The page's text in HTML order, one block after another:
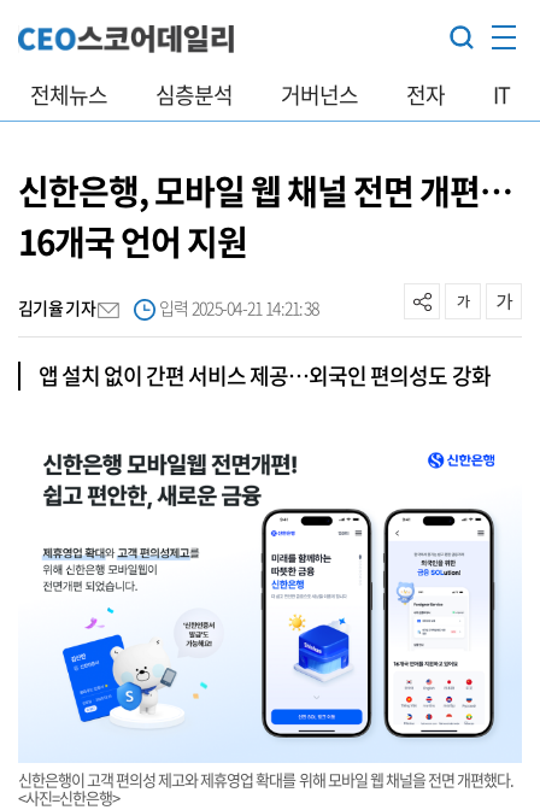
전체뉴스 심층분석 거버넌스 전자 IT
신한은행, 모바일 웹 채널 전면 개편…
16개국 언어 지원
김기율 기자 입력 2025-04-21 14:21:38
앱 설치 없이 간편 서비스 제공…외국인 편의성도 강화
신한은행이 고객 편의성 제고와 제휴영업 확대를 위해 모바일 웹 채널을 전면 개편했다.
<사진=신한은행>